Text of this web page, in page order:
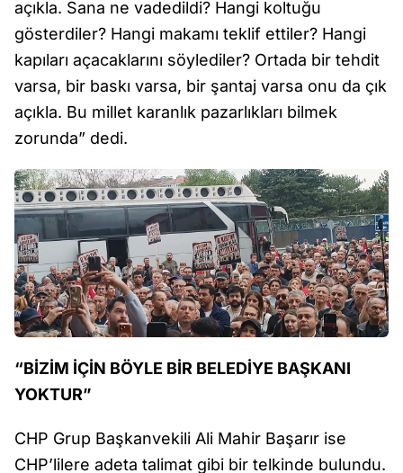
açıkla. Sana ne vadedildi? Hangi koltuğu
gösterdiler? Hangi makamı teklif ettiler? Hangi
kapıları açacaklarını söylediler? Ortada bir tehdit
varsa, bir baskı varsa, bir şantaj varsa onu da çık
açıkla. Bu millet karanlık pazarlıkları bilmek
zorunda” dedi.
“BİZİM İÇİN BÖYLE BİR BELEDİYE BAŞKANI
YOKTUR”
CHP Grup Başkanvekili Ali Mahir Başarır ise
CHP’lilere adeta talimat gibi bir telkinde bulundu.